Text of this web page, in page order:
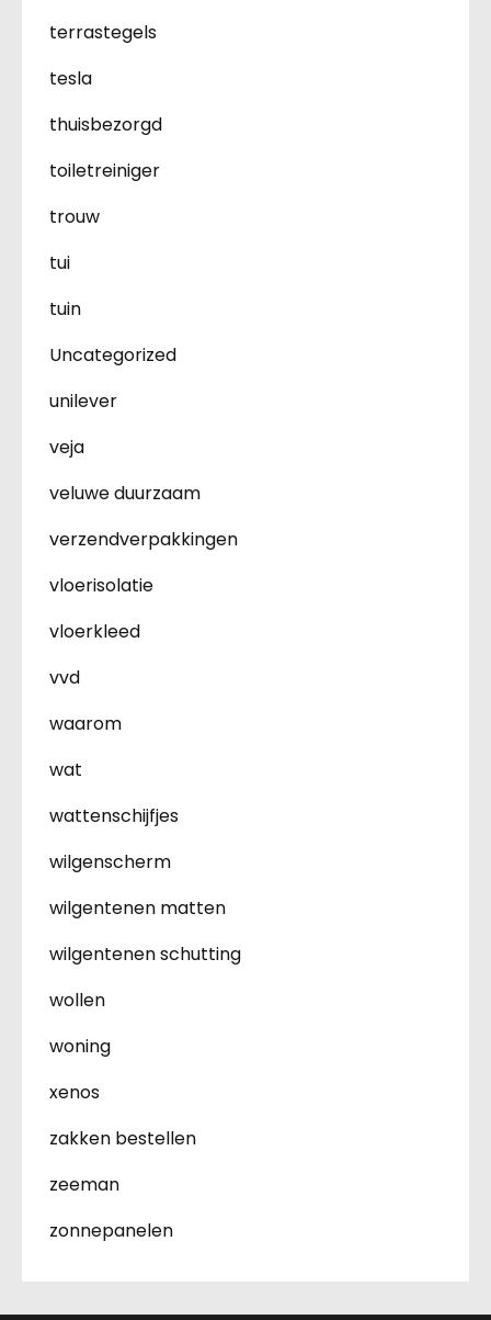
terrastegels
tesla
thuisbezorgd
toiletreiniger
trouw
tui
tuin
Uncategorized
unilever
veja
veluwe duurzaam
verzendverpakkingen
vloerisolatie
vloerkleed
vvd
waarom
wat
wattenschijfjes
wilgenscherm
wilgentenen matten
wilgentenen schutting
wollen
woning
xenos
zakken bestellen
zeeman
zonnepanelen